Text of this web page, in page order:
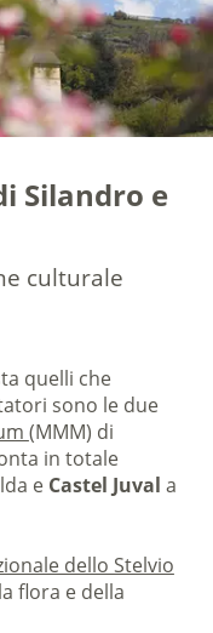
Silandro e
culturale
quelli che
sono le due
(MMM) di
in totale
e Castel Juval a
dello Stelvio
flora e della